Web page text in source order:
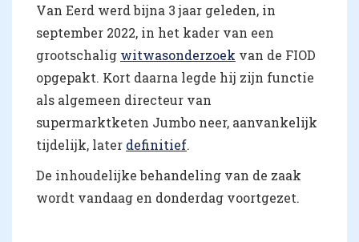
Van Eerd werd bijna 3 jaar geleden, in
september 2022, in het kader van een
grootschalig witwasonderzoek van de FIOD
opgepakt. Kort daarna legde hij zijn functie
als algemeen directeur van
supermarktketen Jumbo neer, aanvankelijk
tijdelijk, later definitief.
De inhoudelijke behandeling van de zaak
wordt vandaag en donderdag voortgezet.